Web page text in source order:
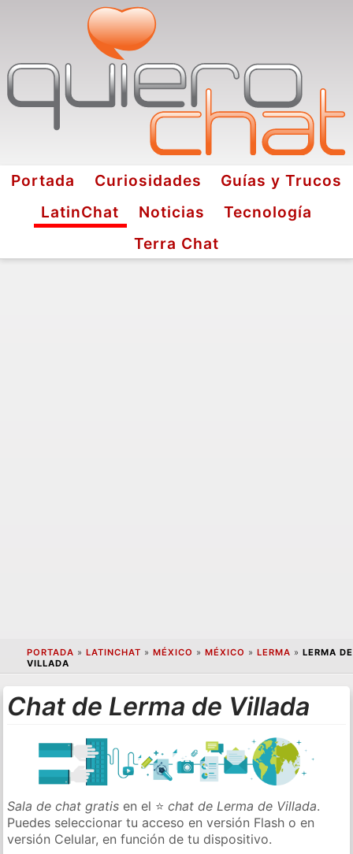
Portada Curiosidades
Guías y Trucos
LatinChat
Noticias
Tecnología
Terra Chat
PORTADA » LATINCHAT » MÉXICO » MÉXICO » LERMA » LERMA DE
VILLADA
Chat de Lerma de Villada
Sala de chat gratis en el ⭐chat de Lerma de Villada.
Puedes seleccionar tu acceso en versión Flash o en
versión Celular, en función de tu dispositivo.